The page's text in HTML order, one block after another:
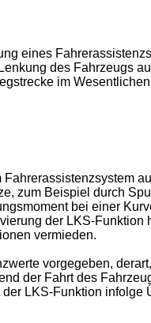
eines
des Fahrzeugs
im
zum Beispiel durch
bei einer
der LKS-
vermieden.
vorgegeben,
der Fahrt des
LKS-Funktion